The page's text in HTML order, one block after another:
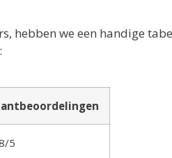
hebben we een handige
5